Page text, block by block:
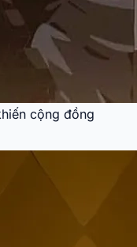
cộng đồng